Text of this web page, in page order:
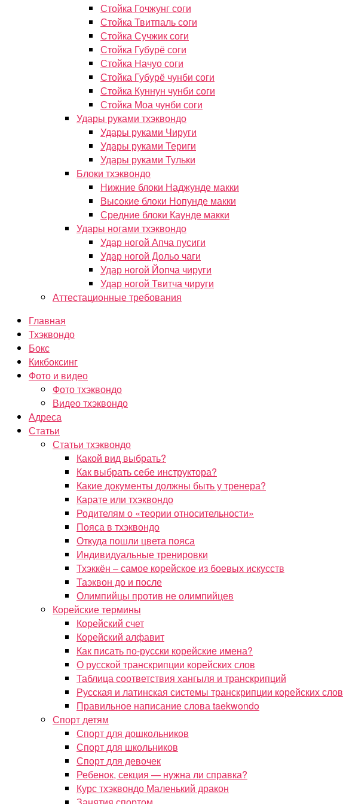
Стойка Гочжунг соги
Стойка Твитпаль соги
Стойка Сучжик соги
Стойка Губурё соги
Стойка Начуо соги
Стойка Губурё чунби соги
Стойка Куннун чунби соги
Стойка Моа чунби соги
Удары руками тхэквондо
Удары руками Чируги
Удары руками Териги
Удары руками Тульки
Блоки тхэквондо
Нижние блоки Наджунде макки
Высокие блоки Нопунде макки
Средние блоки Каунде макки
Удары ногами тхэквондо
Удар ногой Апча пусиги
Удар ногой Дольо чаги
Удар ногой Йопча чируги
Удар ногой Твитча чируги
Аттестационные требования
Главная
Тхэквондо
Бокс
Кикбоксинг
Фото и видео
Фото тхэквондо
Видео тхэквондо
Адреса
Статьи
Статьи тхэквондо
Какой вид выбрать?
Как выбрать себе инструктора?
Какие документы должны быть у тренера?
Карате или тхэквондо
Родителям о «теории относительности»
Пояса в тхэквондо
Откуда пошли цвета пояса
Индивидуальные тренировки
Тхэккён – самое корейское из боевых искусств
Таэквон до и после
Олимпийцы против не олимпийцев
Корейские термины
Корейский счет
Корейский алфавит
Как писать по-русски корейские имена?
О русской транскрипции корейских слов
Таблица соответствия хангыля и транскрипций
Русская и латинская системы транскрипции корейских слов
Правильное написание слова taekwondo
Спорт детям
Спорт для дошкольников
Спорт для школьников
Спорт для девочек
Ребенок, секция — нужна ли справка?
Курс тхэквондо Маленький дракон